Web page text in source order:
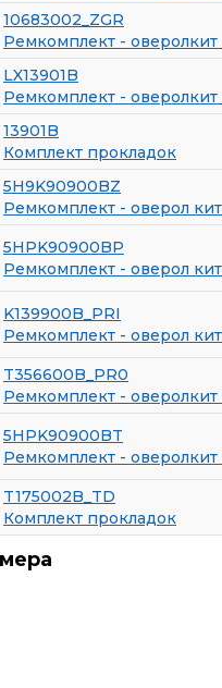
10683002_ZGR
Ремкомплект -
LX13901B
Ремкомплект -
13901B
Комплект прокладок
5H9K90900BZ
Ремкомплект - оверол
5HPK90900BP
Ремкомплект - оверол
K139900B_PRI
Ремкомплект - оверол
T356600B_PR0
Ремкомплект -
5HPK90900BT
Ремкомплект -
T175002B_TD
Комплект прокладок